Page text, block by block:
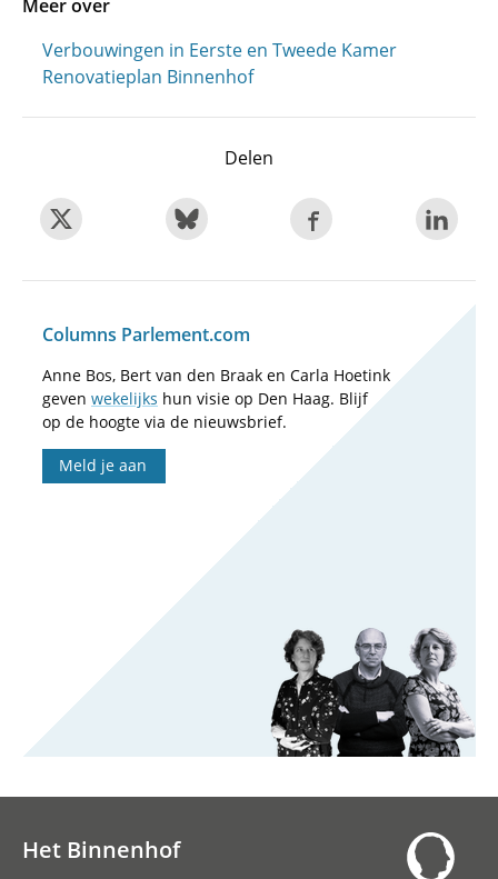
Meer over
Verbouwingen in Eerste en Tweede Kamer
Renovatieplan Binnenhof
Delen
Columns Parlement.com
Anne Bos, Bert van den Braak en Carla Hoetink
geven wekelijks hun visie op Den Haag. Blijf
op de hoogte via de nieuwsbrief.
Meld je aan
Het Binnenhof